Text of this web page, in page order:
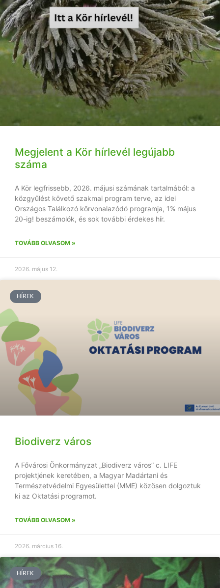
Megjelent a Kör hírlevél legújabb
száma
A Kör legfrissebb, 2026. májusi számának tartalmából: a
közgyűlést követő szakmai program terve, az idei
Országos Találkozó körvonalazódó programja, 1% május
20-ig! beszámolók, és sok további érdekes hír.
TOVÁBB OLVASOM »
2026. május 12.
HÍREK
Biodiverz város
A Fővárosi Önkormányzat „Biodiverz város” c. LIFE
projektjének keretében, a Magyar Madártani és
Természetvédelmi Egyesülettel (MME) közösen dolgoztuk
ki az Oktatási programot.
TOVÁBB OLVASOM »
2026. március 16.
HÍREK